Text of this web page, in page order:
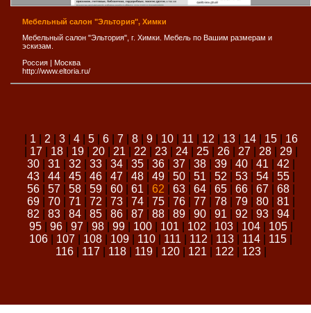
Мебельный салон "Эльтория", Химки
Мебельный салон "Эльтория", г. Химки. Мебель по Вашим размерам и
эскизам.
Россия | Москва
http://www.eltoria.ru/
1 2 3| 4| 5| 6| 7| 8| 9| 10| 11 12 13| 14| 15| 16
17| 18| 19| 20| 21 22 23| 24| 25| 26| 27| 28| 29|
30| 31 32 33| 34| 35| 36| 37| 38| 39| 40| 41 42
43| 44| 45| 46| 47| 48| 49| 50| 51 52 53| 54| 55|
56| 57| 58| 59| 60| 61 62 63| 64| 65| 66| 67| 68|
69| 70| 71 72 73| 74| 75| 76| 77| 78| 79| 80| 81
82
83| 84| 85| 86| 87| 88| 89| 90| 91 92 93| 94|
95| 96| 97| 98| 99| 100| 101 102 103| 104| 105|
106
107 108 109 110 111 112 113 114 115
116| 117| 118| 119| 120| 121 122 123|